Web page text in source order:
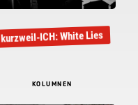
kurzweil-ICH: White Lies
KOLUMNEN